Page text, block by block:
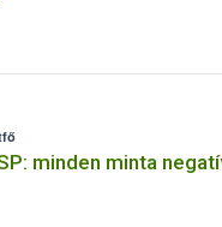
minden minta